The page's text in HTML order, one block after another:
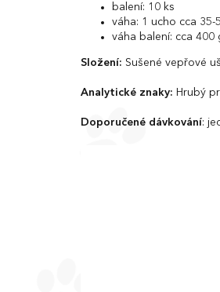
balení: 10 ks
váha: 1 ucho cca 35-
váha balení: cca 400
Složení: Sušené vepřové
Analytické znaky: Hrubý
Doporučené dávkování: